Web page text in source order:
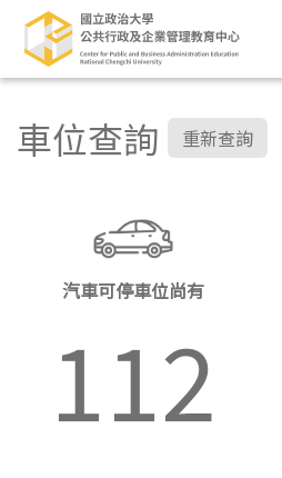
車位查詢 重新查詢
汽車可停車位尚有
112